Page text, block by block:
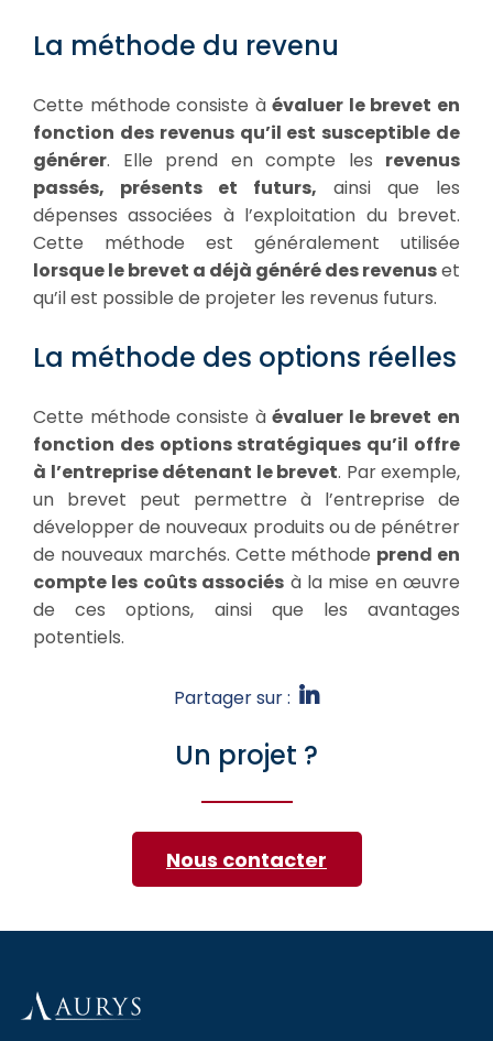
La méthode du revenu
Cette méthode consiste àévaluer le brevet en
fonction des revenus qu’il est susceptible de
générer. Elle prend en compte les revenus
passés, présents et futurs, ainsi que les
dépenses associées à l’exploitation du brevet.
Cette méthode est généralement utilisée
lorsque le brevet a déjà généré des revenuset
qu’il est possible de projeter les revenus futurs.
La méthode des options réelles
Cette méthode consiste àévaluer le brevet en
fonction des options stratégiques qu’il offre
à l’entreprise détenant le brevet. Par exemple,
un brevet peut permettre à l’entreprise de
développer de nouveaux produits ou de pénétrer
de nouveaux marchés. Cette méthode prend en
compte les coûts associés à la mise en œuvre
de ces options, ainsi que les avantages
potentiels.
Partager sur :
Un projet ?
Nous contacter